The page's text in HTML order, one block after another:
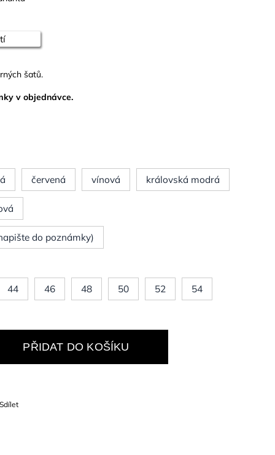
šatů.
v objednávce.
červená vínová královská modrá
do poznámky)
44 46 48 50 52 54
PŘIDAT DO KOŠÍKU
Sdílet